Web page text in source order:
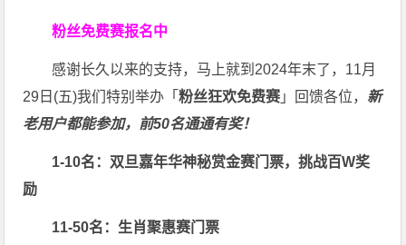
粉丝免费赛报名中
感谢长久以来的支持，马上就到2024年末了，11月
29日(五)我们特别举办「粉丝狂欢免费赛」回馈各位， 新
老用户都能参加，前50名通通有奖！
1-10名：双旦嘉年华神秘赏金赛门票，挑战百W奖
励
11-50名：生肖聚惠赛门票